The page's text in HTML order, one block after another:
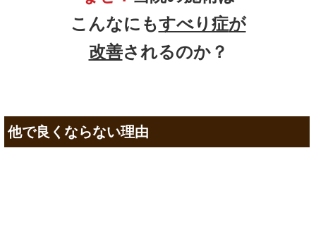
こんなにもすべり症が
改善されるのか？
他で良くならない理由